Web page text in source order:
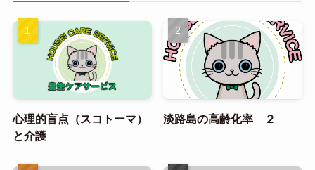
心理的盲点（スコトーマ）
と介護
淡路島の高齢化率 ２